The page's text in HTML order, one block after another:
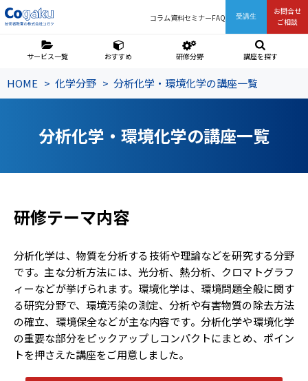
コラム資料セミナーFAQ 受講生
お問合せ
ご相談
サービス一覧 おすすめ 研修分野 講座を探す
HOME 化学分野 分析化学・環境化学の講座一覧
分析化学・環境化学の講座一覧
研修テーマ内容
分析化学は、物質を分析する技術や理論などを研究する分野
です。主な分析方法には、光分析、熱分析、クロマトグラフ
ィーなどが挙げられます。環境化学は、環境問題全般に関す
る研究分野で、環境汚染の測定、分析や有害物質の除去方法
の確立、環境保全などが主な内容です。分析化学や環境化学
の重要な部分をピックアップしコンパクトにまとめ、ポイン
トを押さえた講座をご用意しました。